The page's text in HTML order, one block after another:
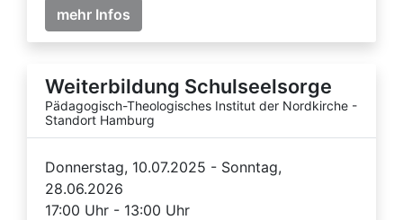
mehr Infos
Weiterbildung Schulseelsorge
Pädagogisch-Theologisches Institut der Nordkirche -
Standort Hamburg
Donnerstag, 10.07.2025 - Sonntag,
28.06.2026
17:00 Uhr - 13:00 Uhr